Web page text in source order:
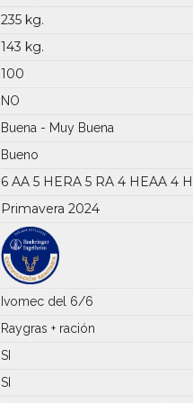
235 kg.
143 kg.
100
NO
Buena - Muy Buena
Bueno
6 AA 5 HERA 5 RA 4 HEAA 4
Primavera 2024
Ivomec del 6/6
Raygras + ración
SI
SI